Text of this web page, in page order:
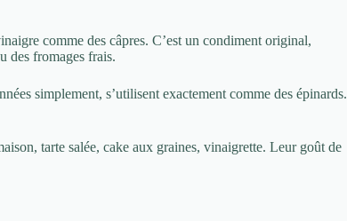
comme des câpres. C’est un condiment original,
des fromages frais.
simplement, s’utilisent exactement comme des épinards.
tarte salée, cake aux graines, vinaigrette. Leur goût de